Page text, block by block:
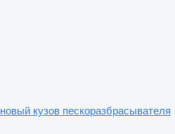
новый кузов пескоразбрасывателя